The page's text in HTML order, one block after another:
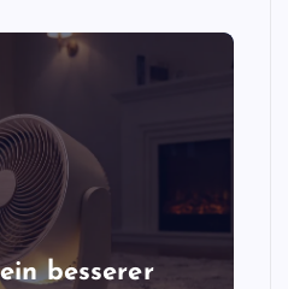
besserer